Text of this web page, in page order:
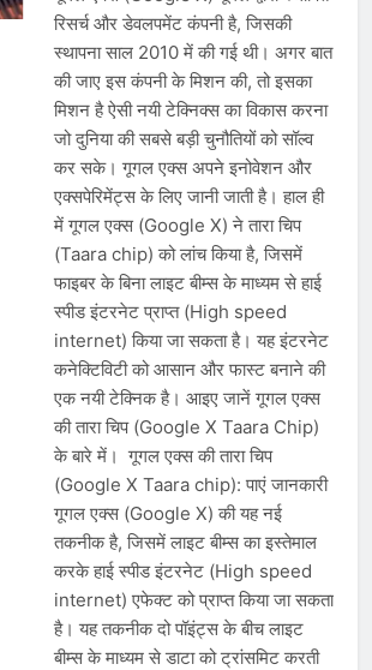
IMD ने मध्य प्रदेश, असम और केरल के लिए
रेड अलर्ट जारी किया, कई राज्यों में भारी बारिश
की चेतावनी
August 5, 2026
बांग्लादेश ने शेख हसीना के प्रस्तावित नई दिल्ली
संबोधन पर भारत से मांगा आधिकारिक
स्पष्टीकरण, भारत ने कहा- कार्यक्रम से सरकार
का कोई संबंध नहीं
E20 ईंधन नीति के विरोध में केजरीवाल का
प्रदर्शन तेज़, PM आवास मार्च रोका गया,
सरकार से तीन बड़ी मांगें
August 5, 2026
सावन और आगामी त्योहारों को लेकर देशभर में
तैयारियाँ तेज़, सांस्कृतिक कार्यक्रमों और
धार्मिक आयोजनों की धूम
August 4, 2026
राष्ट्रीय हथकरघा दिवस की तैयारियाँ तेज़,
देशभर में विशेष कार्यक्रमों के जरिए भारतीय
बुनकरों और पारंपरिक वस्त्रों को मिलेगा बढ़ावा
August 2, 2026
रिसर्च और डेवलपमेंट कंपनी है, जिसकी
स्थापना साल 2010 में की गई थी। अगर बात
की जाए इस कंपनी के मिशन की, तो इसका
मिशन है ऐसी नयी टेक्निक्स का विकास करना
जो दुनिया की सबसे बड़ी चुनौतियों को सॉल्व
कर सके। गूगल एक्स अपने इनोवेशन और
एक्सपेरिमेंट्स के लिए जानी जाती है। हाल ही
में गूगल एक्स (Google X) ने तारा चिप
(Taara chip) को लांच किया है, जिसमें
फाइबर के बिना लाइट बीम्स के माध्यम से हाई
स्पीड इंटरनेट प्राप्त (High speed
internet) किया जा सकता है। यह इंटरनेट
कनेक्टिविटी को आसान और फास्ट बनाने की
एक नयी टेक्निक है। आइए जानें गूगल एक्स
की तारा चिप (Google X Taara Chip)
के बारे में। गूगल एक्स की तारा चिप
(Google X Taara chip): पाएं जानकारी
गूगल एक्स (Google X) की यह नई
तकनीक है, जिसमें लाइट बीम्स का इस्तेमाल
करके हाई स्पीड इंटरनेट (High speed
internet) एफेक्ट को प्राप्त किया जा सकता
है। यह तकनीक दो पॉइंट्स के बीच लाइट
बीम्स के माध्यम से डाटा को ट्रांसमिट करती